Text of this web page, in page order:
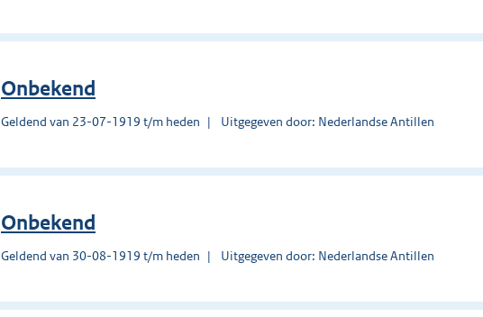
Onbekend
Geldend van 23-07-1919 t/m heden Uitgegeven door: Nederlandse Antillen
Onbekend
Geldend van 30-08-1919 t/m heden Uitgegeven door: Nederlandse Antillen